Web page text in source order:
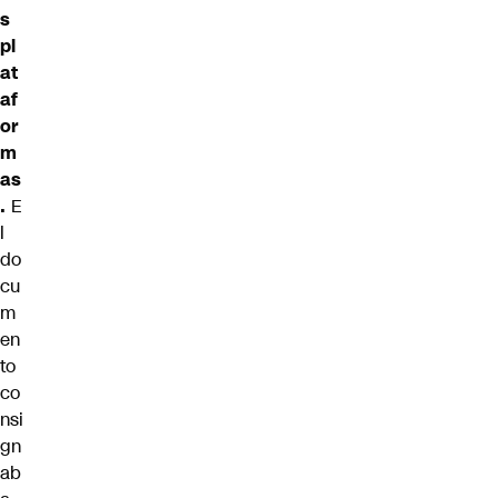
s
pl
at
af
or
m
as
. E
l
do
cu
m
en
to
co
nsi
gn
ab